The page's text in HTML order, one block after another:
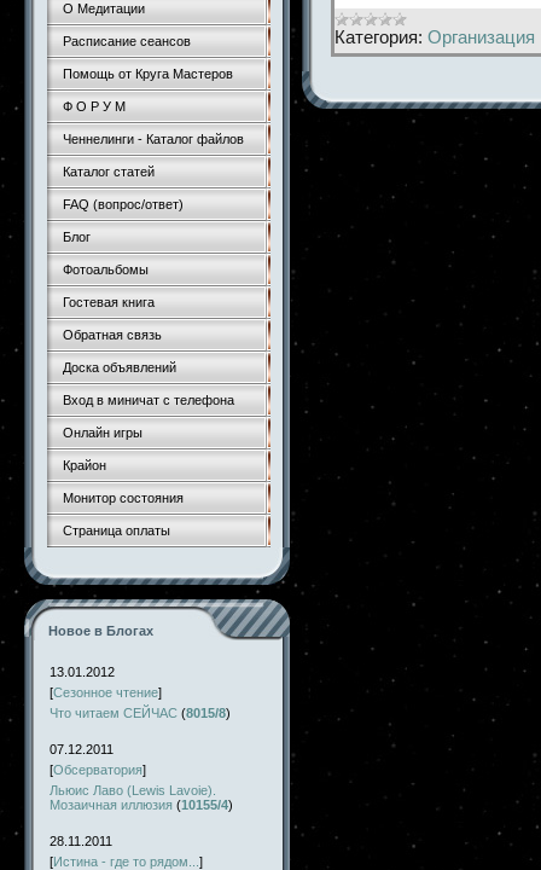
О Медитации
Расписание сеансов
Помощь от Круга Мастеров
Ф О Р У М
Ченнелинги - Каталог файлов
Каталог статей
FAQ (вопрос/ответ)
Блог
Фотоальбомы
Гостевая книга
Обратная связь
Доска объявлений
Вход в миничат с телефона
Онлайн игры
Крайон
Монитор состояния
Страница оплаты
Новое в Блогах
13.01.2012
[Сезонное чтение]
Что читаем СЕЙЧАС (8015/8)
07.12.2011
[Обсерватория]
Льюис Лаво (Lewis Lavoie).
Мозаичная иллюзия (10155/4)
28.11.2011
[Истина - где то рядом... ]
Категория: